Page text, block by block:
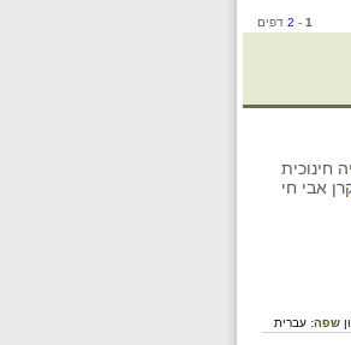
1
-
2 דפים
שפה: עברית